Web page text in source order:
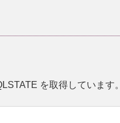
を取得しています。